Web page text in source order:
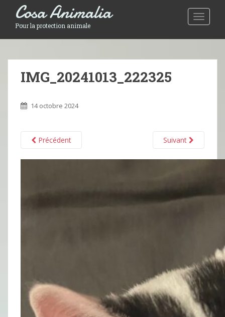
Toggle
Cosa Animalia
Pour la protection animale
IMG_20241013_222325
14 octobre 2024
Précédent Suivant